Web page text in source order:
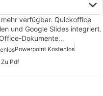
verfügbar. Quickoffice
und Google Slides integriert.
Dokumente…
Powerpoint Kostenlos
Pdf